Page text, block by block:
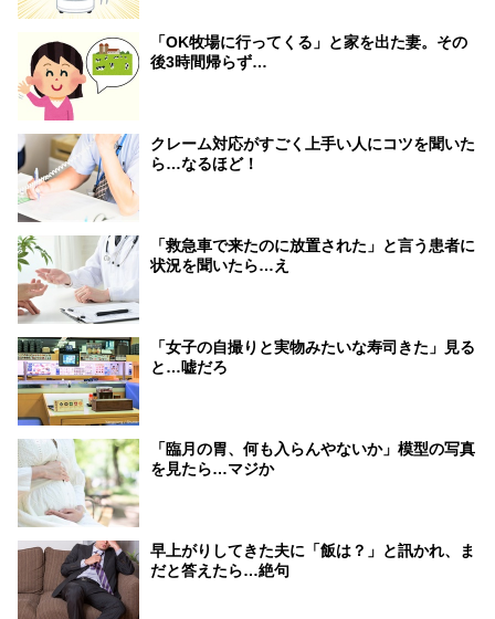
「OK牧場に行ってくる」と家を出た妻。その
後3時間帰らず…
クレーム対応がすごく上手い人にコツを聞いた
ら…なるほど！
「救急車で来たのに放置された」と言う患者に
状況を聞いたら…え
「女子の自撮りと実物みたいな寿司きた」見る
と…嘘だろ
「臨月の胃、何も入らんやないか」模型の写真
を見たら…マジか
早上がりしてきた夫に「飯は？」と訊かれ、ま
だと答えたら…絶句